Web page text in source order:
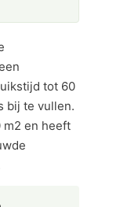
tot 60
bij te vullen.
m2 en heeft